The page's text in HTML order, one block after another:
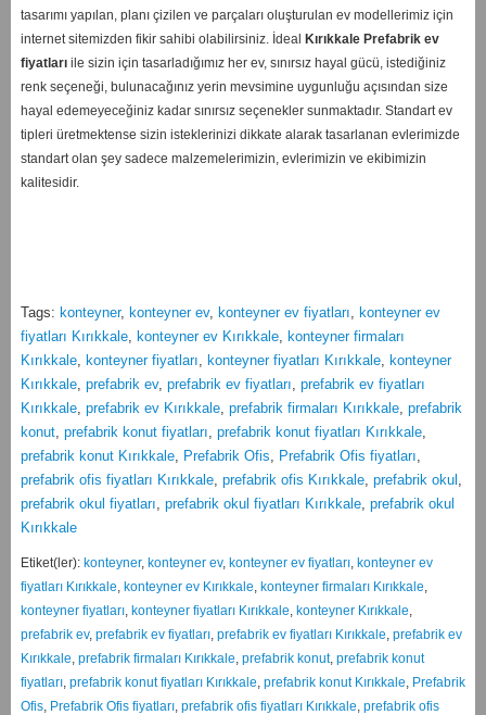
tasarımı yapılan, planı çizilen ve parçaları oluşturulan ev modellerimiz için
internet sitemizden fikir sahibi olabilirsiniz. İdeal KırıkkalePrefabrik ev
fiyatlarıile sizin için tasarladığımız her ev, sınırsız hayal gücü, istediğiniz
renk seçeneği, bulunacağınız yerin mevsimine uygunluğu açısından size
hayal edemeyeceğiniz kadar sınırsız seçenekler sunmaktadır. Standart ev
tipleri üretmektense sizin isteklerinizi dikkate alarak tasarlanan evlerimizde
standart olan şey sadece malzemelerimizin, evlerimizin ve ekibimizin
kalitesidir.
Tags: konteyner, konteyner ev, konteyner ev fiyatları, konteyner ev
fiyatları Kırıkkale, konteyner ev Kırıkkale, konteyner firmaları
Kırıkkale, konteyner fiyatları, konteyner fiyatları Kırıkkale, konteyner
Kırıkkale, prefabrik ev, prefabrik ev fiyatları, prefabrik ev fiyatları
Kırıkkale, prefabrik ev Kırıkkale, prefabrik firmaları Kırıkkale, prefabrik
konut, prefabrik konut fiyatları, prefabrik konut fiyatları Kırıkkale,
prefabrik konut Kırıkkale, Prefabrik Ofis, Prefabrik Ofis fiyatları,
prefabrik ofis fiyatları Kırıkkale, prefabrik ofis Kırıkkale, prefabrik okul ,
prefabrik okul fiyatları, prefabrik okul fiyatları Kırıkkale, prefabrik okul
Kırıkkale
Etiket(ler): konteyner, konteyner ev, konteyner ev fiyatları, konteyner ev
fiyatları Kırıkkale, konteyner ev Kırıkkale, konteyner firmaları Kırıkkale,
konteyner fiyatları, konteyner fiyatları Kırıkkale, konteyner Kırıkkale,
prefabrik ev, prefabrik ev fiyatları, prefabrik ev fiyatları Kırıkkale, prefabrik ev
Kırıkkale, prefabrik firmaları Kırıkkale, prefabrik konut, prefabrik konut
fiyatları, prefabrik konut fiyatları Kırıkkale, prefabrik konut Kırıkkale, Prefabrik
Ofis, Prefabrik Ofis fiyatları, prefabrik ofis fiyatları Kırıkkale, prefabrik ofis